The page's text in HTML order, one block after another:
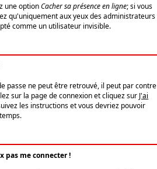
une optionCacher sa présence en ligne; si vous
qu'uniquement aux yeux des administrateurs
comme un utilisateur invisible.
passe ne peut être retrouvé, il peut par contre
sur la page de connexion et cliquez sur J'ai
les instructions et vous devriez pouvoir
pas me connecter !